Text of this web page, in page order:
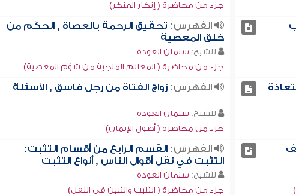
جزء من محاضرة ( إنكار المنكر)
الفهرس: تحقيق الرحمة بالعصاة , الحِكَم من
خلق المعصية
للشيخ: سلمان العودة
جزء من محاضرة ( المعالم المنجية من شؤم المعصية)
الفهرس: زواج الفتاة من رجل فاسق , الأسئلة
للشيخ: سلمان العودة
جزء من محاضرة ( أصول الإيمان)
الفهرس: القسم الرابع من أقسام التثبت:
التثبت في نقل أقوال الناس , أنواع التثبت
للشيخ: سلمان العودة
جزء من محاضرة ( التثبت والتبين في النقل)